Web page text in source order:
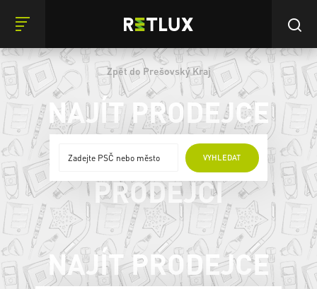
Zpět do Prešovský Kraj
NAJÍT PRODEJCE
VYHLEDAT
ONLINE
PRODEJCI
NAJÍT PRODEJCE